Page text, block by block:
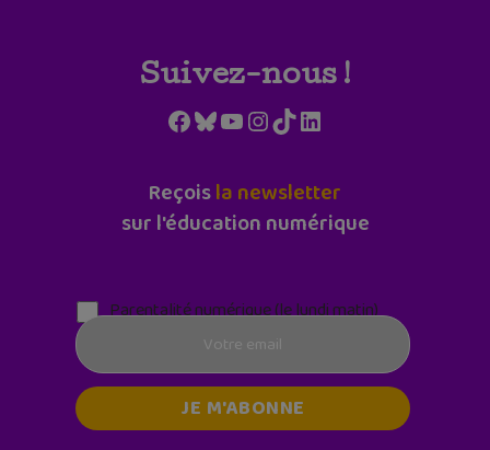
Suivez-nous !
Facebook
Bluesky
YouTube
Instagram
TikTokLinkedIn
Reçoisla newsletter
sur l'éducation numérique
Parentalité numérique (le lundi matin)